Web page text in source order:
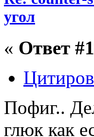
угол
« Ответ
Пофиг..
глюк как